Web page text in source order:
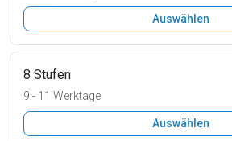
Auswählen
8 Stufen
9 - 11 Werktage
Auswählen